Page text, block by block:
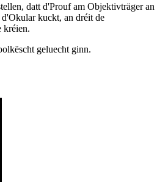
datt d'Prouf am Objektivträger an
kuckt, an dréit de
kréien.
geluecht ginn.